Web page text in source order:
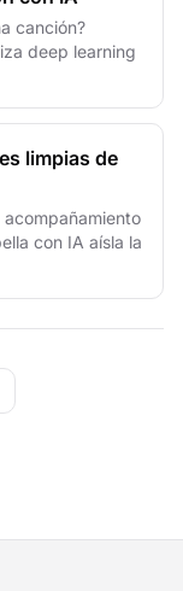
canción?
deep learning
limpias de
con IA aísla la